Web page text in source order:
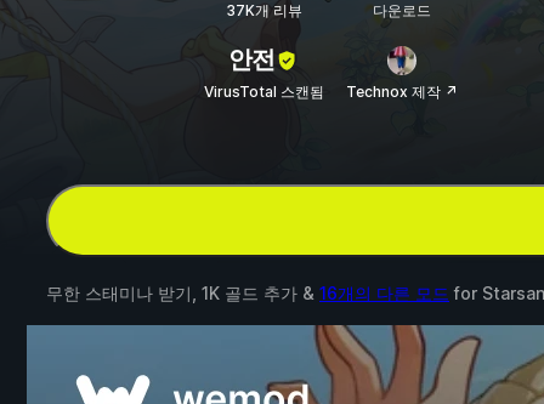
37K개 리뷰 다운로드
안전
VirusTotal 스캔됨 Technox 제작 ↗
무한 스태미나 받기, 1K 골드 추가 & 16개의 다른 모드 for